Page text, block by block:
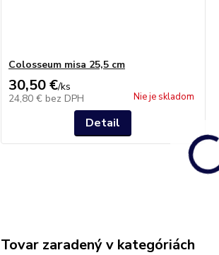
Colosseum misa 25,5 cm
30,50 €/ks
24,80 € bez DPH Nie je skladom
Detail
Tovar zaradený v kategóriách